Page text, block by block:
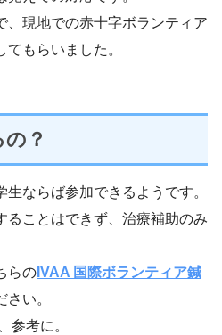
、現地での赤十字ボランティア
もらいました。
？
ならば参加できるようです。
ことはできず、治療補助のみ
らの IVAA 国際ボランティア鍼
い。
参考に。